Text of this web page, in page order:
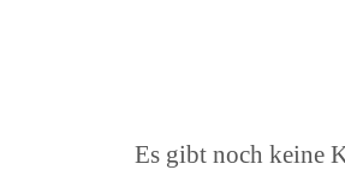
Es gibt noch keine